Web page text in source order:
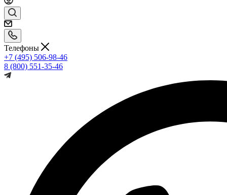
Телефоны
+7 (495) 506-98-46
8 (800) 551-35-46